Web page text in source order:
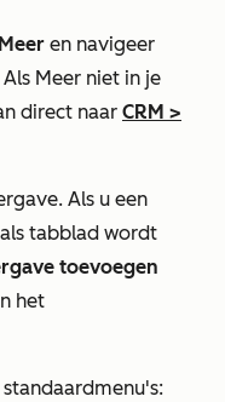
Meer en navigeer
Als Meer niet in je
direct naar CRM >
Als u een
tabblad wordt
toevoegen
het